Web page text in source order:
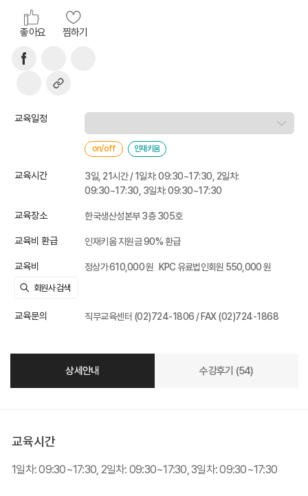
좋아요 찜하기
교육일정
on/off 인재키움
교육시간
3일, 21시간 / 1일차: 09:30~17:30, 2일차:
09:30~17:30, 3일차: 09:30~17:30
교육장소 한국생산성본부 3층 305호
교육비 환급 인재키움 지원금 90% 환급
교육비 정상가 610,000 원 KPC 유료법인회원 550,000 원
교육문의 직무교육센터 (02)724-1806 / FAX (02)724-1868
상세안내 수강후기 (54)
교육시간
1일차: 09:30~17:30, 2일차: 09:30~17:30, 3일차: 09:30~17:30